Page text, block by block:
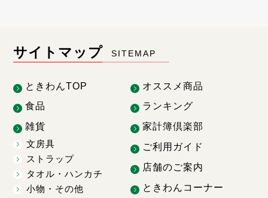
サイトマップ SITEMAP
ときわんTOP
食品
雑貨
文房具
ストラップ
タオル・ハンカチ
小物・その他
オススメ商品
ランキング
家計簿倶楽部
ご利用ガイド
店舗のご案内
ときわんコーナー